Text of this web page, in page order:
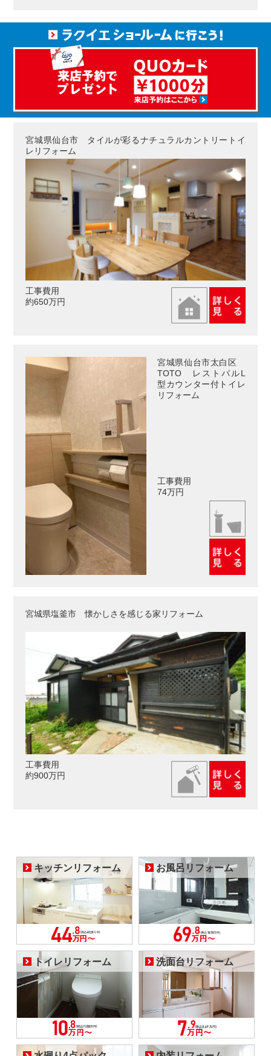
宮城県仙台市 タイルが彩るナチュラルカントリートイ
レリフォーム
工事費用
約650万円
宮城県仙台市太白区
TOTO レストパルL
型カウンター付トイレ
リフォーム
工事費用
74万円
宮城県塩釜市 懐かしさを感じる家リフォーム
工事費用
約900万円
キッチンリフォーム お風呂リフォーム
トイレリフォーム 洗面台リフォーム